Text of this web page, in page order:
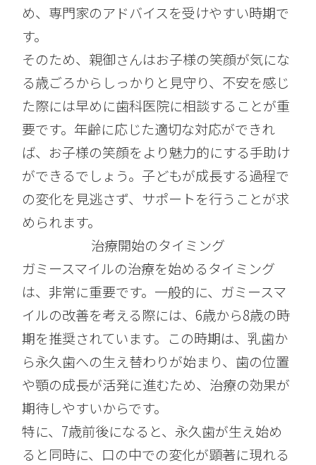
め、専門家のアドバイスを受けやすい時期で
す。
そのため、親御さんはお子様の笑顔が気にな
る歳ごろからしっかりと見守り、不安を感じ
た際には早めに歯科医院に相談することが重
要です。年齢に応じた適切な対応ができれ
ば、お子様の笑顔をより魅力的にする手助け
ができるでしょう。子どもが成長する過程で
の変化を見逃さず、サポートを行うことが求
められます。
治療開始のタイミング
ガミースマイルの治療を始めるタイミング
は、非常に重要です。一般的に、ガミースマ
イルの改善を考える際には、6歳から8歳の時
期を推奨されています。この時期は、乳歯か
ら永久歯への生え替わりが始まり、歯の位置
や顎の成長が活発に進むため、治療の効果が
期待しやすいからです。
特に、7歳前後になると、永久歯が生え始め
ると同時に、口の中での変化が顕著に現れる